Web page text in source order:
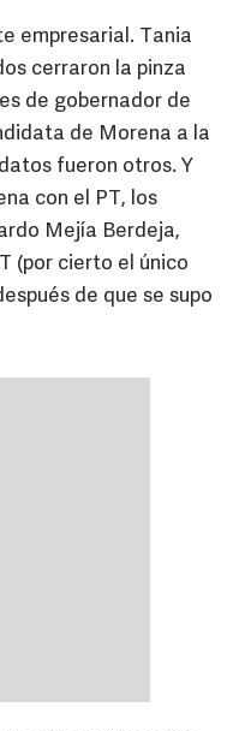
empresarial. Tania
cerraron la pinza
de gobernador de
de Morena a la
fueron otros. Y
con el PT, los
Mejía Berdeja,
(por cierto el único
de que se supo